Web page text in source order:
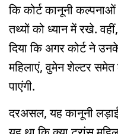
कि कोर्ट कानूनी
तथ्यों को ध्यान में रखे.
दिया कि अगर कोर्ट ने
महिलाएं, वुमेन शेल्टर
पाएंगी.
दरअसल, यह कानूनी